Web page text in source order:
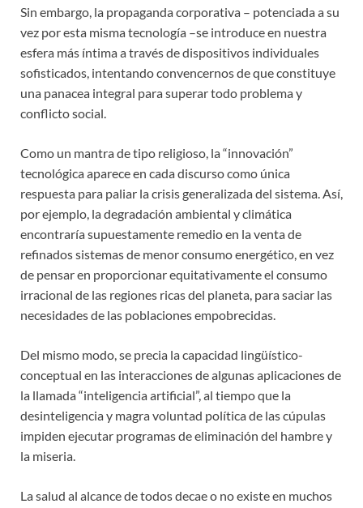
Sin embargo, la propaganda corporativa – potenciada a su
vez por esta misma tecnología –se introduce en nuestra
esfera más íntima a través de dispositivos individuales
sofisticados, intentando convencernos de que constituye
una panacea integral para superar todo problema y
conflicto social.
Como un mantra de tipo religioso, la “innovación”
tecnológica aparece en cada discurso como única
respuesta para paliar la crisis generalizada del sistema. Así,
por ejemplo, la degradación ambiental y climática
encontraría supuestamente remedio en la venta de
refinados sistemas de menor consumo energético, en vez
de pensar en proporcionar equitativamente el consumo
irracional de las regiones ricas del planeta, para saciar las
necesidades de las poblaciones empobrecidas.
Del mismo modo, se precia la capacidad lingüístico-
conceptual en las interacciones de algunas aplicaciones de
la llamada “inteligencia artificial”, al tiempo que la
desinteligencia y magra voluntad política de las cúpulas
impiden ejecutar programas de eliminación del hambre y
la miseria.
La salud al alcance de todos decae o no existe en muchos